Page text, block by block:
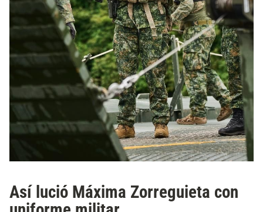
Así lució Máxima Zorreguieta con